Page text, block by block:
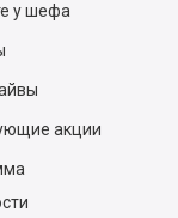
у шефа
акции